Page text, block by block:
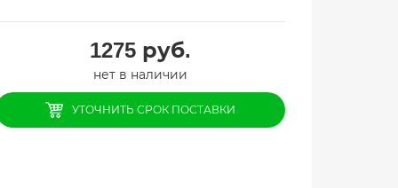
1275руб.
нет в наличии
УТОЧНИТЬ СРОК ПОСТАВКИ